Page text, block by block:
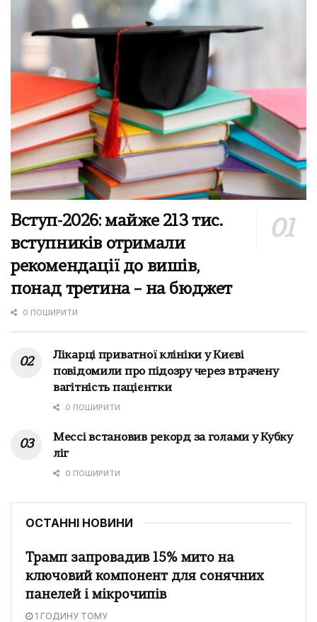
Вступ-2026: майже 213 тис.
вступників отримали
рекомендації до вишів,
понад третина – на бюджет
0 ПОШИРИТИ
Лікарці приватної клініки у Києві
повідомили про підозру через втрачену
вагітність пацієнтки
0 ПОШИРИТИ
Мессі встановив рекорд за голами у Кубку
ліг
0 ПОШИРИТИ
ОСТАННІ НОВИНИ
Трамп запровадив 15% мито на
ключовий компонент для сонячних
панелей і мікрочипів
1 ГОДИНУ ТОМУ